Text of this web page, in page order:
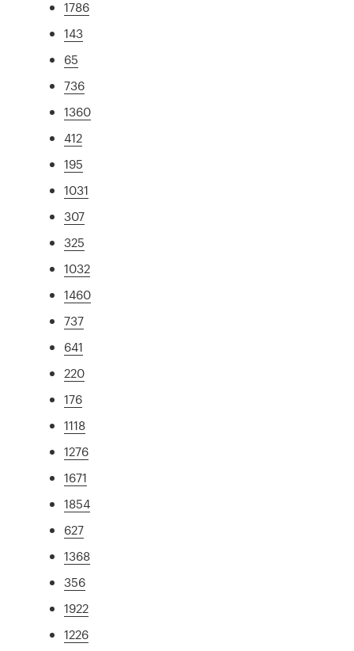
1786
143
65
736
1360
412
195
1031
307
325
1032
1460
737
641
220
176
1118
1276
1671
1854
627
1368
356
1922
1226